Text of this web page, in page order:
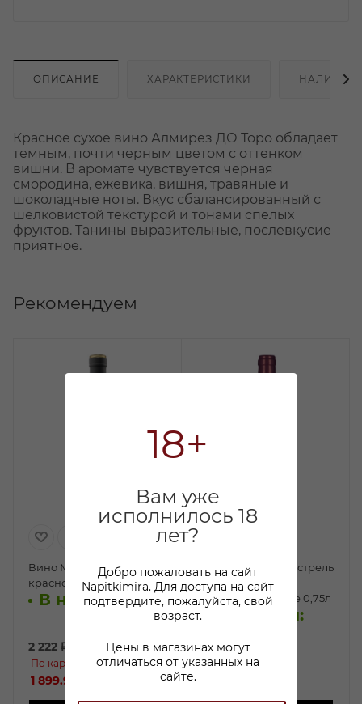
18+
Вам уже
исполнилось 18
лет?
Добро пожаловать на сайт
Napitkimira. Для доступа на сайт
подтвердите, пожалуйста, свой
возраст.
Цены в магазинах могут
отличаться от указанных на
сайте.
ОПИСАНИЕ ХАРАКТЕРИСТИКИ НАЛИЧИЕ
Красное сухое вино Алмирез ДО Торо обладает
темным, почти черным цветом с оттенком
вишни. В аромате чувствуется черная
смородина, ежевика, вишня, травяные и
шоколадные ноты. Вкус сбалансированный с
шелковистой текстурой и тонами спелых
фруктов. Танины выразительные, послевкусие
приятное.
Рекомендуем
Вино Мучо Мас Голд
красное полусухое 0,75л
В наличии:
2 222 ₽
По карте:
1 899.99 ₽
Вино Винчи Монастрель
Фернандо Кастро
красное полусухое 0,75л
В наличии:
1 399₽/шт
По карте: